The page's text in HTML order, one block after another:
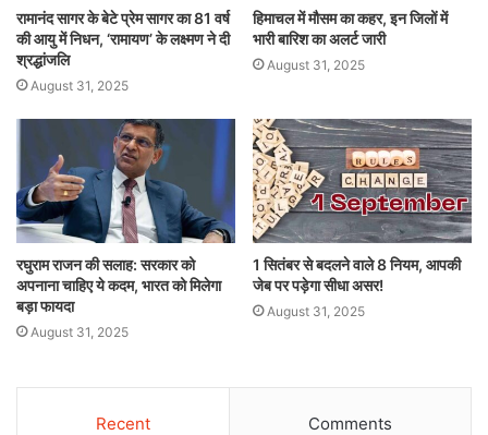
रामानंद सागर के बेटे प्रेम सागर का 81 वर्ष
की आयु में निधन, ‘रामायण’ के लक्ष्मण ने दी
श्रद्धांजलि
August 31, 2025
हिमाचल में मौसम का कहर, इन जिलों में
भारी बारिश का अलर्ट जारी
August 31, 2025
रघुराम राजन की सलाह: सरकार को
अपनाना चाहिए ये कदम, भारत को मिलेगा
बड़ा फायदा
August 31, 2025
1 सितंबर से बदलने वाले 8 नियम, आपकी
जेब पर पड़ेगा सीधा असर!
August 31, 2025
Recent Comments